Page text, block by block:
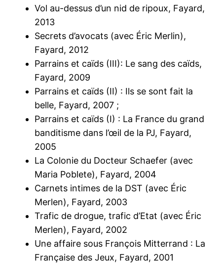
Vol au-dessus d’un nid de ripoux, Fayard,
2013
Secrets d’avocats (avec Éric Merlin),
Fayard, 2012
Parrains et caïds (III): Le sang des caïds,
Fayard, 2009
Parrains et caïds (II) : Ils se sont fait la
belle, Fayard, 2007 ;
Parrains et caïds (I) : La France du grand
banditisme dans l’œil de la PJ, Fayard,
2005
La Colonie du Docteur Schaefer (avec
Maria Poblete), Fayard, 2004
Carnets intimes de la DST (avec Éric
Merlen), Fayard, 2003
Trafic de drogue, trafic d’Etat (avec Éric
Merlen), Fayard, 2002
Une affaire sous François Mitterrand : La
Française des Jeux, Fayard, 2001